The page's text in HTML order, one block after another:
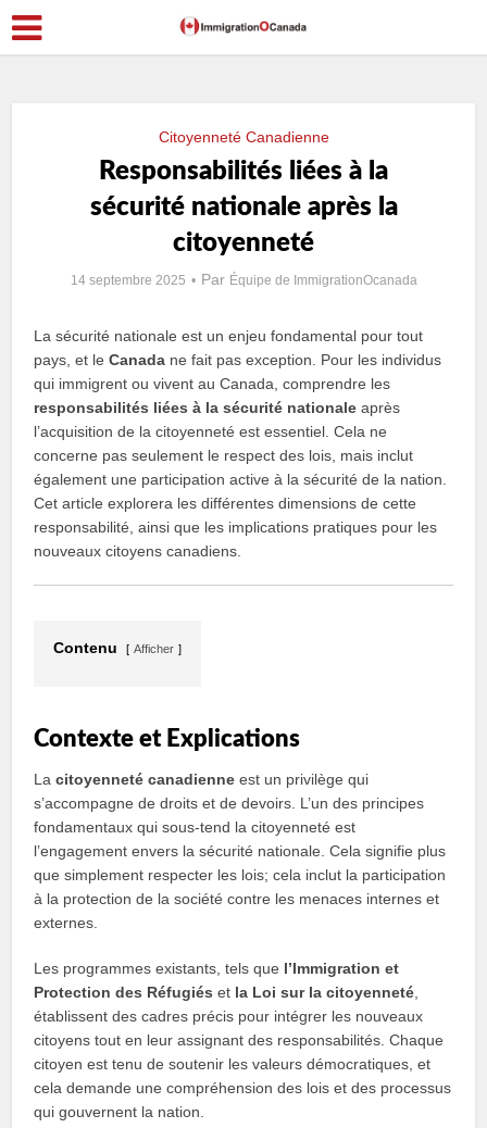
Citoyenneté Canadienne
Responsabilités liées à la
sécurité nationale après la
citoyenneté
14 septembre 2025 Par Équipe de ImmigrationOcanada
La sécurité nationale est un enjeu fondamental pour tout
pays, et leCanada ne fait pas exception. Pour les individus
qui immigrent ou vivent au Canada, comprendre les
responsabilités liées à la sécurité nationale après
l’acquisition de la citoyenneté est essentiel. Cela ne
concerne pas seulement le respect des lois, mais inclut
également une participation active à la sécurité de la nation.
Cet article explorera les différentes dimensions de cette
responsabilité, ainsi que les implications pratiques pour les
nouveaux citoyens canadiens.
Contenu Afficher
Contexte et Explications
Lacitoyenneté canadienne est un privilège qui
s’accompagne de droits et de devoirs. L’un des principes
fondamentaux qui sous-tend la citoyenneté est
l’engagement envers la sécurité nationale. Cela signifie plus
que simplement respecter les lois; cela inclut la participation
à la protection de la société contre les menaces internes et
externes.
Les programmes existants, tels que l’Immigration et
Protection des Réfugiés et la Loi sur la citoyenneté
établissent des cadres précis pour intégrer les nouveaux
citoyens tout en leur assignant des responsabilités. Chaque
citoyen est tenu de soutenir les valeurs démocratiques, et
cela demande une compréhension des lois et des processus
qui gouvernent la nation.